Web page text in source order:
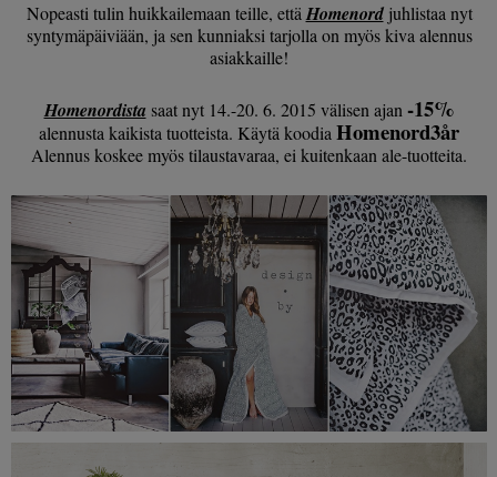
Nopeasti tulin huikkailemaan teille, ettäHomenordjuhlistaa nyt
syntymäpäiviään, ja sen kunniaksi tarjolla on myös kiva alennus
asiakkaille!
Homenordista saat nyt 14.-20. 6. 2015 välisen ajan-15%
alennusta kaikista tuotteista. Käytä koodiaHomenord3år
Alennus koskee myös tilaustavaraa, ei kuitenkaan ale-tuotteita.